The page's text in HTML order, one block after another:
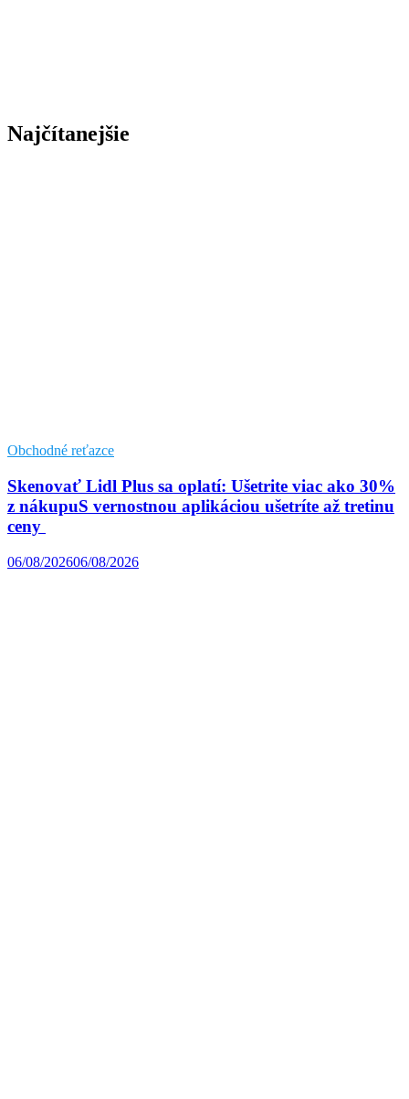
Najčítanejšie
Obchodné reťazce
Skenovať Lidl Plus sa oplatí: Ušetrite viac ako 30%
z nákupuS vernostnou aplikáciou ušetríte až tretinu
ceny
06/08/202606/08/2026